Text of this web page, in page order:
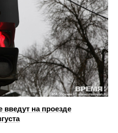
на проезде